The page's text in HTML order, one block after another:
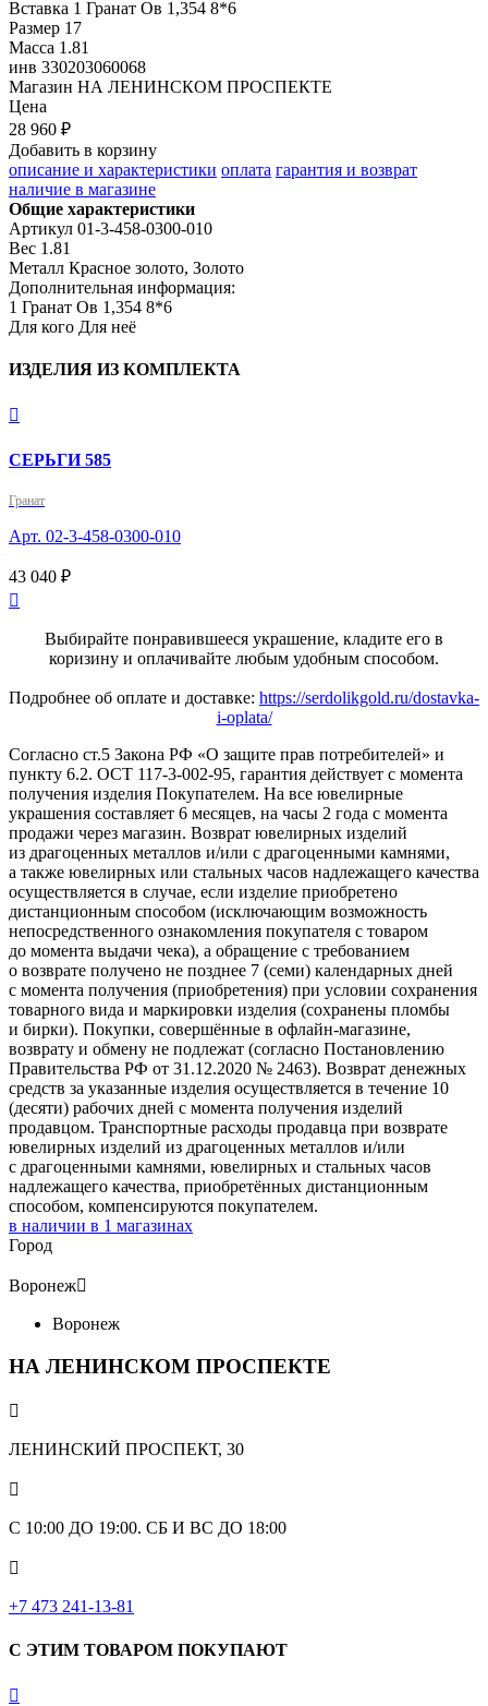
Вставка 1 Гранат Ов 1,354 8*6
Размер 17
Масса 1.81
инв 330203060068
Магазин НА ЛЕНИНСКОМ ПРОСПЕКТЕ
Цена
28 960 ₽
Добавить в корзину
описание и характеристики оплата гарантия и возврат
наличие в магазине
Общие характеристики
Артикул 01-3-458-0300-010
Вес 1.81
Металл Красное золото, Золото
Дополнительная информация:
1 Гранат Ов 1,354 8*6
Для кого Для неё
ИЗДЕЛИЯ ИЗ КОМПЛЕКТА

СЕРЬГИ 585
Гранат
Арт. 02-3-458-0300-010
43 040 ₽

Выбирайте понравившееся украшение, кладите его в
коризину и оплачивайте любым удобным способом.
Подробнее об оплате и доставке: https://serdolikgold.ru/dostavka-
i-oplata/
Согласно ст.5 Закона РФ «О защите прав потребителей» и
пункту 6.2. ОСТ 117-3-002-95, гарантия действует с момента
получения изделия Покупателем. На все ювелирные
украшения составляет 6 месяцев, на часы 2 года с момента
продажи через магазин. Возврат ювелирных изделий
из драгоценных металлов и/или с драгоценными камнями,
а также ювелирных или стальных часов надлежащего качества
осуществляется в случае, если изделие приобретено
дистанционным способом (исключающим возможность
непосредственного ознакомления покупателя с товаром
до момента выдачи чека), а обращение с требованием
о возврате получено не позднее 7 (семи) календарных дней
с момента получения (приобретения) при условии сохранения
товарного вида и маркировки изделия (сохранены пломбы
и бирки). Покупки, совершённые в офлайн-магазине,
возврату и обмену не подлежат (согласно Постановлению
Правительства РФ от 31.12.2020 № 2463). Возврат денежных
средств за указанные изделия осуществляется в течение 10
(десяти) рабочих дней с момента получения изделий
продавцом. Транспортные расходы продавца при возврате
ювелирных изделий из драгоценных металлов и/или
с драгоценными камнями, ювелирных и стальных часов
надлежащего качества, приобретённых дистанционным
способом, компенсируются покупателем.
в наличии в 1 магазинах
Город
Воронеж
Воронеж
НА ЛЕНИНСКОМ ПРОСПЕКТЕ

ЛЕНИНСКИЙ ПРОСПЕКТ, 30

С 10:00 ДО 19:00. СБ И ВС ДО 18:00

+7 473 241-13-81
С ЭТИМ ТОВАРОМ ПОКУПАЮТ
